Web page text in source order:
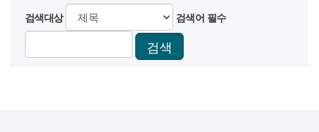
검색대상 검색어 필수